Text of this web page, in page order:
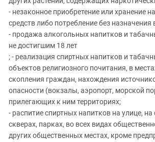
- незаконное приобретение или хранение
средств либо потребление без назначения
- продажа алкогольных напитков и
не достигшим 18 лет
; - реализация спиртных напитков и
объектов религиозного почитания, в
скопления граждан, нахождения
опасности (вокзалы, аэропорт, морской
прилегающих к ним территориях;
- распитие спиртных напитков на улице, на
скверах, парках, во всех видах
других общественных местах, кроме